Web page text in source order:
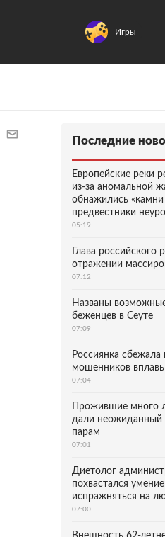
Игры
Последние
Европейские реки
из-за аномальной
обнажились
предвестники
05:19
Глава
отражении
07:12
Названы
беженцев в Сеуте
07:09
Россиянка сбежала
мошенников вплавь
07:04
Прожившие много
дали неожиданный
парам
07:01
Диетолог
похвастался
испражняться на
07:00